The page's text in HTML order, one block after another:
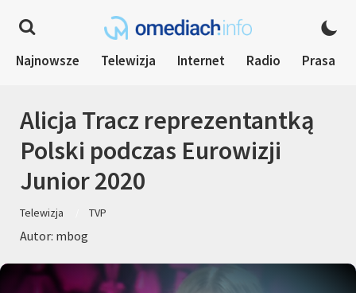
Najnowsze Telewizja Internet Radio Prasa
Alicja Tracz reprezentantką
Polski podczas Eurowizji
Junior 2020
Telewizja TVP
Autor: mbog